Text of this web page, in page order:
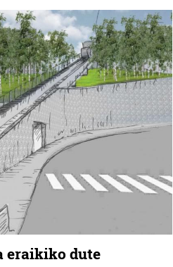
eraikiko dute